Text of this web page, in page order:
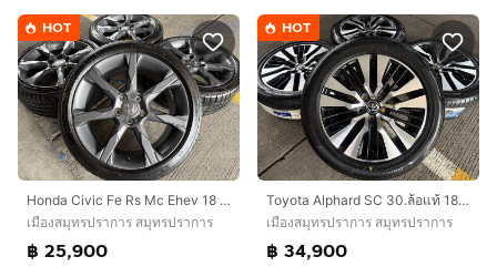
HOT
Honda Civic Fe Rs Mc Ehev 18 นิ้ว Top🔥
เมืองสมุทรปราการ สมุทรปราการ
฿ 25,900
HOT
Toyota Alphard SC 30.ล้อแท้ 18 นิ้ว Top🔥
เมืองสมุทรปราการ สมุทรปราการ
฿ 34,900